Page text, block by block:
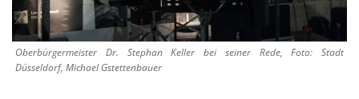
Oberbürgermeister Dr. Stephan Keller bei seiner Rede, Foto: Stadt
Düsseldorf, Michael Gstettenbauer